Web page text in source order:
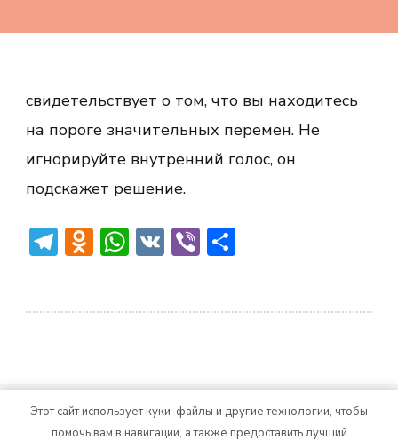
свидетельствует о том, что вы находитесь
на пороге значительных перемен. Не
игнорируйте внутренний голос, он
подскажет решение.
Telegram
Odnoklassniki
WhatsApp
VKViber
© Авторское право 2026 Vitality Life. Все права
Этот сайт использует куки-файлы и другие технологии, чтобы
помочь вам в навигации, а также предоставить лучший